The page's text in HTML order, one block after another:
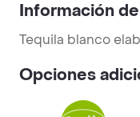
Información
Tequila blanco
Opciones